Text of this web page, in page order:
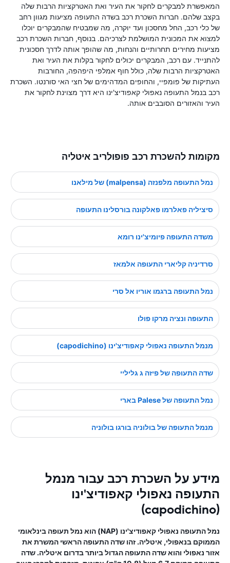
המאפשרת למבקרים לחקור את העיר ואת האטרקציות הרבות שלה
בקצב שלהם. חברות השכרת רכב בשדה התעופה מציעות מגוון רחב
של כלי רכב, החל מחסכון ועד יוקרה, מה שמבטיח שהמבקרים יוכלו
למצוא את המכונית המושלמת לצרכיהם. בנוסף, חברות השכרת רכב
מציעות מחירים תחרותיים והנחות, מה שהופך אותה לדרך חסכונית
להתנייד. עם רכב, המבקרים יכולים לחקור בקלות את העיר ואת
האטרקציות הרבות שלה, כולל חוף אמלפי היפהפה, החורבות
העתיקות של פומפיי, והחופים המדהימים של חצי האי סורנטו. השכרת
רכב בנמל התעופה נאפולי קאפודיצ'ינו היא דרך מצוינת לחקור את
העיר והאזורים הסובבים אותה.
מקומות להשכרת רכב פופולריב איטליה
נמל התעופה מלפנזה (malpensa) של מילאנו
סיציליה פאלרמו פאלקונה בורסלינו התעופה
משדה התעופה פיומיצ'ינו רומא
סרדיניה קליארי התעופה אלמאז
נמל התעופה ברגמו אוריו אל סרי
התעופה ונציה מרקו פולו
מנמל התעופה נאפולי קאפודיצ'ינו (capodichino)
שדה התעופה של פיזה ג גליליי
נמל התעופה של Palese בארי
מנמל התעופה של בולוניה בורגו בולוניה
מידע על השכרת רכב עבור מנמל
התעופה נאפולי קאפודיצ'ינו
(capodichino)
נמל התעופה נאפולי קאפודיצ'ינו (NAP) הוא נמל תעופה בינלאומי
הממוקם בנאפולי, איטליה. זהו שדה התעופה הראשי המשרת את
אזור נאפולי והוא שדה התעופה הגדול ביותר בדרום איטליה. שדה